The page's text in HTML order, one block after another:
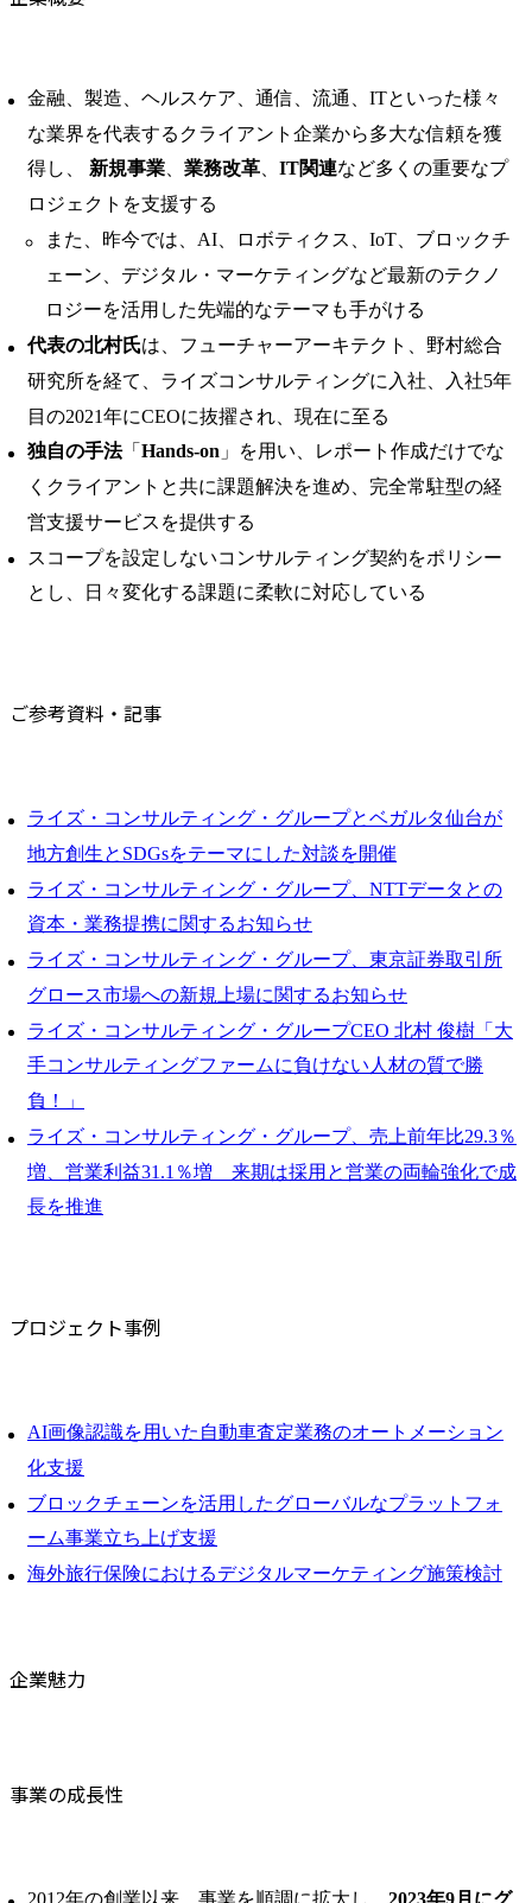
金融、製造、ヘルスケア、通信、流通、ITといった様々
な業界を代表するクライアント企業から多大な信頼を獲
得し、 新規事業 業務改革 IT関連など多くの重要なプ
ロジェクトを支援する
また、昨今では、AI、ロボティクス、IoT、ブロックチ
ェーン、デジタル・マーケティングなど最新のテクノ
ロジーを活用した先端的なテーマも手がける
代表の北村氏は、フューチャーアーキテクト、野村総合
研究所を経て、ライズコンサルティングに入社、入社5年
目の2021年にCEOに抜擢され、現在に至る
独自の手法「 Hands-on 」を用い、レポート作成だけでな
くクライアントと共に課題解決を進め、完全常駐型の経
営支援サービスを提供する
スコープを設定しないコンサルティング契約をポリシー
とし、日々変化する課題に柔軟に対応している
ご参考資料・記事
ライズ・コンサルティング・グループとベガルタ仙台が
地方創生とSDGsをテーマにした対談を開催
ライズ・コンサルティング・グループ、NTTデータとの
資本・業務提携に関するお知らせ
ライズ・コンサルティング・グループ、東京証券取引所
グロース市場への新規上場に関するお知らせ
ライズ・コンサルティング・グループCEO 北村 俊樹「大
手コンサルティングファームに負けない人材の質で勝
負！」
ライズ・コンサルティング・グループ、売上前年比29.3％
増、営業利益31.1％増 来期は採用と営業の両輪強化で成
長を推進
プロジェクト事例
AI画像認識を用いた自動車査定業務のオートメーション
化支援
ブロックチェーンを活用したグローバルなプラットフォ
ーム事業立ち上げ支援
海外旅行保険におけるデジタルマーケティング施策検討
企業魅力
事業の成長性